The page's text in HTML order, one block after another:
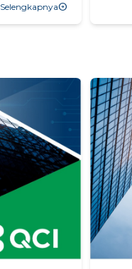
Selengkapnyaarrow_circle_right